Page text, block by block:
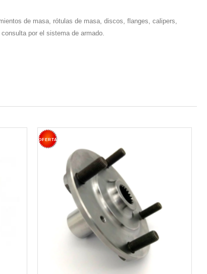
de masa, rótulas de masa, discos, flanges, calipers,
por el sistema de armado.
OFERTA